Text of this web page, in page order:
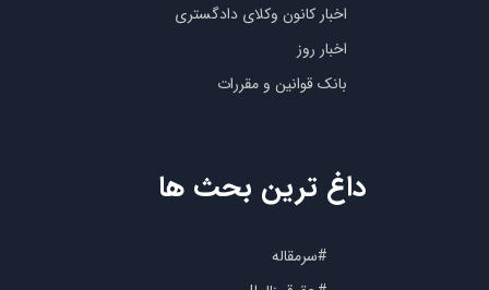
اخبار کانون وکلای دادگستری
اخبار روز
بانک قوانین و مقررات
#سرمقاله
داغ ترین بحث ها